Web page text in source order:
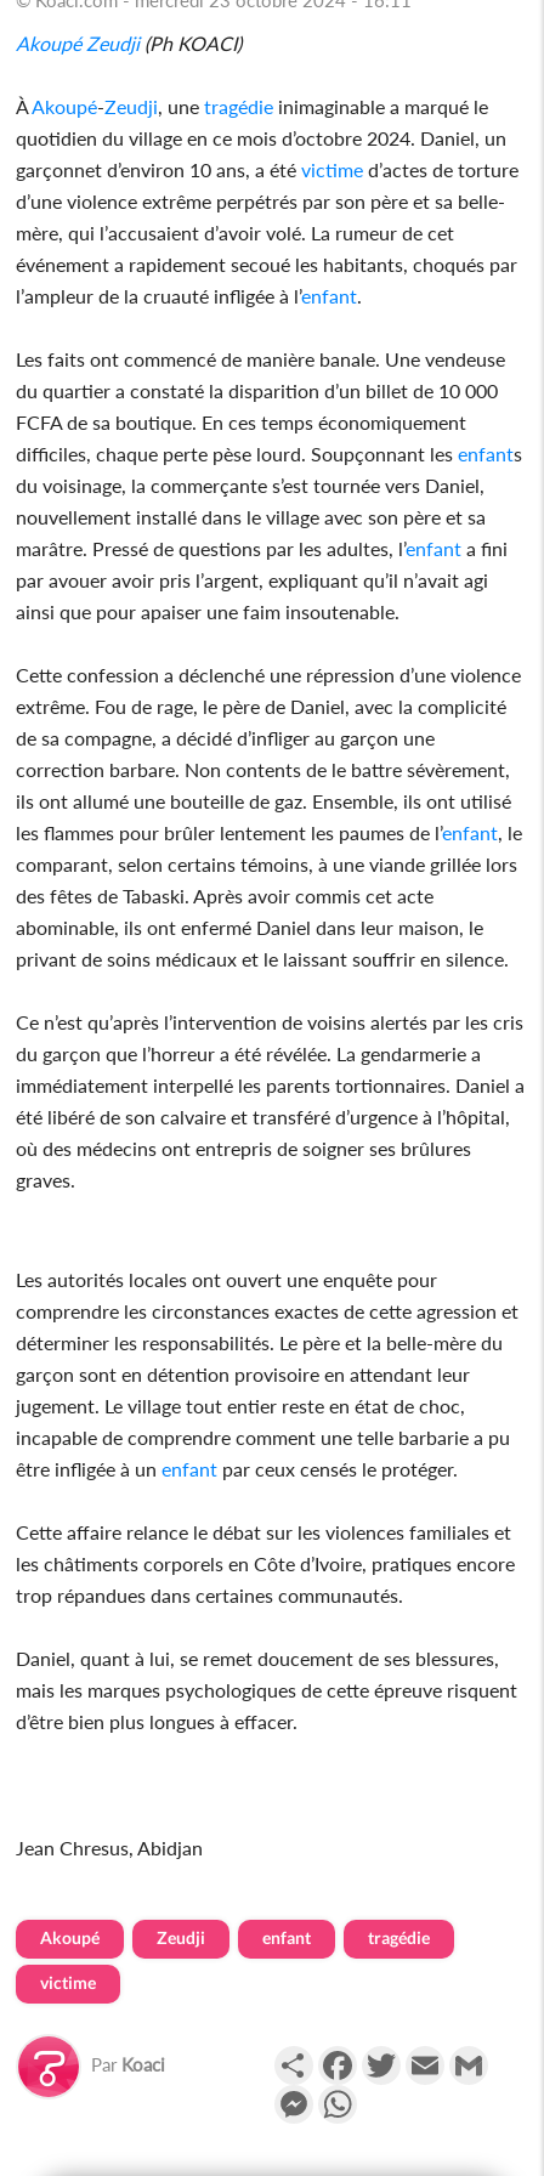
Akoupé Zeudji(Ph KOACI)
À Akoupé-Zeudji , unetragédie inimaginable a marqué le
quotidien du village en ce mois d’octobre 2024. Daniel, un
garçonnet d’environ 10 ans, a étévictime d’actes de torture
d’une violence extrême perpétrés par son père et sa belle-
mère, qui l’accusaient d’avoir volé. La rumeur de cet
événement a rapidement secoué les habitants, choqués par
l’ampleur de la cruauté infligée à l’enfant
Les faits ont commencé de manière banale. Une vendeuse
du quartier a constaté la disparition d’un billet de 10 000
FCFA de sa boutique. En ces temps économiquement
difficiles, chaque perte pèse lourd. Soupçonnant lesenfants
du voisinage, la commerçante s’est tournée vers Daniel,
nouvellement installé dans le village avec son père et sa
marâtre. Pressé de questions par les adultes, l’enfant a fini
par avouer avoir pris l’argent, expliquant qu’il n’avait agi
ainsi que pour apaiser une faim insoutenable.
Cette confession a déclenché une répression d’une violence
extrême. Fou de rage, le père de Daniel, avec la complicité
de sa compagne, a décidé d’infliger au garçon une
correction barbare. Non contents de le battre sévèrement,
ils ont allumé une bouteille de gaz. Ensemble, ils ont utilisé
les flammes pour brûler lentement les paumes de l’enfant , le
comparant, selon certains témoins, à une viande grillée lors
des fêtes de Tabaski. Après avoir commis cet acte
abominable, ils ont enfermé Daniel dans leur maison, le
privant de soins médicaux et le laissant souffrir en silence.
Ce n’est qu’après l’intervention de voisins alertés par les cris
du garçon que l’horreur a été révélée. La gendarmerie a
immédiatement interpellé les parents tortionnaires. Daniel a
été libéré de son calvaire et transféré d’urgence à l’hôpital,
où des médecins ont entrepris de soigner ses brûlures
graves.
Les autorités locales ont ouvert une enquête pour
comprendre les circonstances exactes de cette agression et
déterminer les responsabilités. Le père et la belle-mère du
garçon sont en détention provisoire en attendant leur
jugement. Le village tout entier reste en état de choc,
incapable de comprendre comment une telle barbarie a pu
être infligée à unenfant par ceux censés le protéger.
Cette affaire relance le débat sur les violences familiales et
les châtiments corporels en Côte d’Ivoire, pratiques encore
trop répandues dans certaines communautés.
Daniel, quant à lui, se remet doucement de ses blessures,
mais les marques psychologiques de cette épreuve risquent
d’être bien plus longues à effacer.
Jean Chresus, Abidjan
Akoupé Zeudji enfant tragédie
victime
Par Koaci PartagerFacebookTwitterEmail
Messenger